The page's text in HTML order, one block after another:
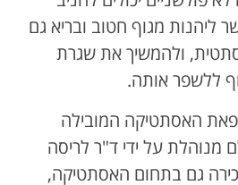
ליהנות מגוף חטוב ובריא גם
ולהמשיך את שגרת
ללשפר אותה.
האסתטיקה המובילה
מנוהלת על ידי ד"ר לריסה
גם בתחום האסתטיקה,